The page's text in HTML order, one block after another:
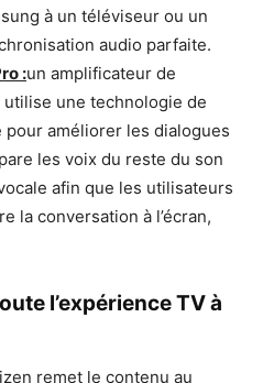
à un téléviseur ou un
audio parfaite.
:un amplificateur de
une technologie de
pour améliorer les dialogues
les voix du reste du son
afin que les utilisateurs
la conversation à l’écran,
l’expérience TV à
remet le contenu au